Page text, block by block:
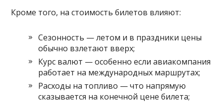
Кроме того, на стоимость билетов влияют:
Сезонность — летом и в праздники цены
обычно взлетают вверх;
Курс валют — особенно если авиакомпания
работает на международных маршрутах;
Расходы на топливо — что напрямую
сказывается на конечной цене билета;